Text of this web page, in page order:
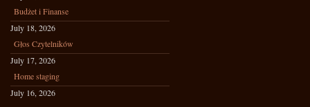
Budżet i Finanse
July 18, 2026
Głos Czytelników
July 17, 2026
Home staging
July 16, 2026